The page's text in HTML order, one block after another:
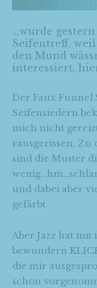
…wurde
Seifentreff,
den Mund
interessiert,
Der Faux
Seifensiedern
mich nicht
rausgerissen. Zu
sind die Muster
und dabei aber
gefärbt.
Aber Jazz hat
bewundern
die mir
schon